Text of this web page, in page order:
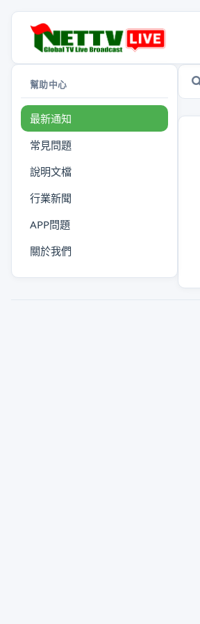
幫助中心
最新通知
常見問題
說明文檔
行業新聞
APP問題
關於我們